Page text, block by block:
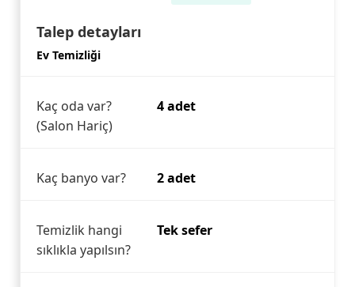
Talep detayları
Ev Temizliği
Kaç oda var?
(Salon Hariç)
4 adet
Kaç banyo var? 2 adet
Temizlik hangi
sıklıkla yapılsın?
Tek sefer